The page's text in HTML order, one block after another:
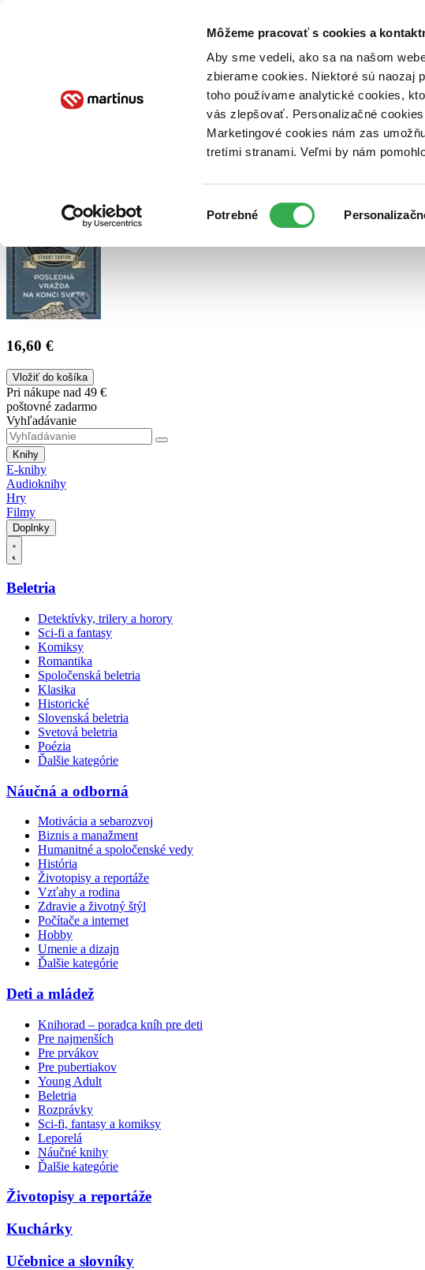
Môžeme pracovať s cookies a
Aby sme vedeli, ako sa na našom
zbierame cookies. Niektoré sú naozaj
toho používame analytické cookies,
vás zlepšovať. Personalizačné
Marketingové cookies nám zas
tretími stranami. Veľmi by nám
súhlasu
Potrebné
Poukážky Kontakt
16,60 €
Vložiť do košíka
Pri nákupe nad 49 €
poštovné zadarmo
Vyhľadávanie
Knihy
E-knihy
Audioknihy
Hry
Filmy
Doplnky
Beletria
Detektívky, trilery a horory
Sci-fi a fantasy
Komiksy
Romantika
Spoločenská beletria
Klasika
Historické
Slovenská beletria
Svetová beletria
Poézia
Ďalšie kategórie
Náučná a odborná
Motivácia a sebarozvoj
Biznis a manažment
Humanitné a spoločenské vedy
História
Životopisy a reportáže
Vzťahy a rodina
Zdravie a životný štýl
Počítače a internet
Hobby
Umenie a dizajn
Ďalšie kategórie
Deti a mládež
Knihorad – poradca kníh pre deti
Pre najmenších
Pre prvákov
Pre pubertiakov
Young Adult
Beletria
Rozprávky
Sci-fi, fantasy a komiksy
Leporelá
Náučné knihy
Ďalšie kategórie
Životopisy a reportáže
Kuchárky
Učebnice a slovníky